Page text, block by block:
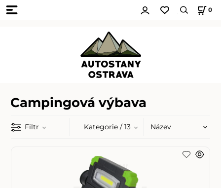
0
Campingová výbava
Filtr Kategorie / 13